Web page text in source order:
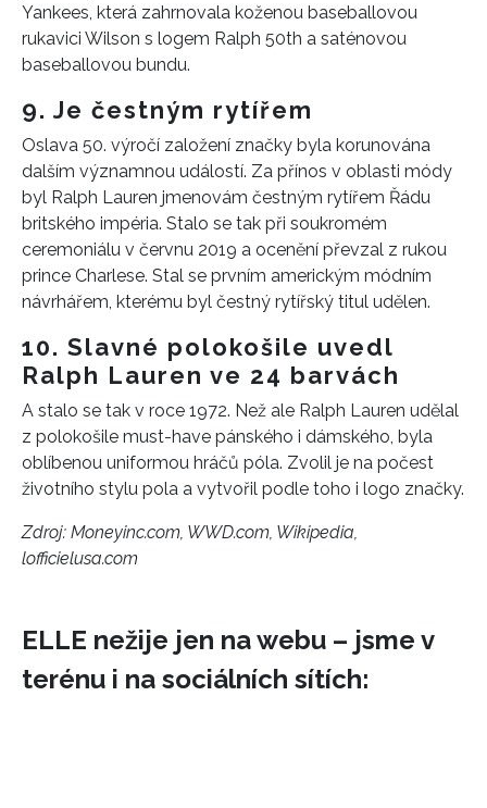
Yankees, která zahrnovala koženou baseballovou
rukavici Wilson s logem Ralph 50th a saténovou
baseballovou bundu.
9. Je čestným rytířem
Oslava 50. výročí založení značky byla korunována
dalším významnou událostí. Za přínos v oblasti módy
byl Ralph Lauren jmenovám čestným rytířem Řádu
britského impéria. Stalo se tak při soukromém
ceremoniálu v červnu 2019 a ocenění převzal z rukou
prince Charlese. Stal se prvním americkým módním
návrhářem, kterému byl čestný rytířský titul udělen.
10. Slavné polokošile uvedl
Ralph Lauren ve 24 barvách
A stalo se tak v roce 1972. Než ale Ralph Lauren udělal
z polokošile must-have pánského i dámského, byla
oblíbenou uniformou hráčů póla. Zvolil je na počest
životního stylu pola a vytvořil podle toho i logo značky.
Zdroj: Moneyinc.com, WWD.com, Wikipedia,
lofficielusa.com
ELLE nežije jen na webu – jsme v
terénu i na sociálních sítích: